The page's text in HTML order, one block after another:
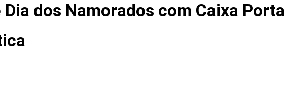
dos Namorados com Caixa Porta